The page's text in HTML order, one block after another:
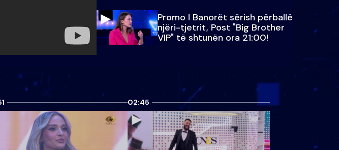
Promo l Banorët sërish përballë
njëri-tjetrit, Post "Big Brother
VIP" të shtunën ora 21:00!
02:45